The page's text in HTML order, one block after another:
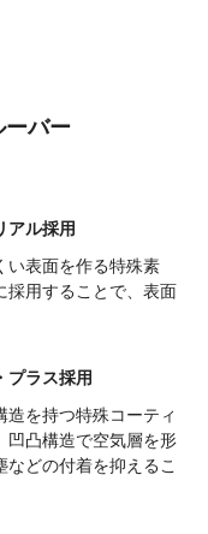
バー
アル採用
い表面を作る特殊素
採用することで、表面
プラス採用
を持つ特殊コーティ
凹凸構造で空気層を形
どの付着を抑えるこ